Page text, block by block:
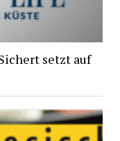
setzt auf